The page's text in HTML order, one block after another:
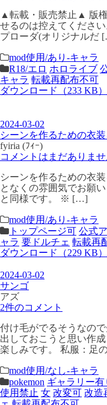
▲転載・販売禁止▲ 版
せるのは控えてくださ
プローダ(オリジナルだ
mod使用/あり-キャラ
R18/エロ ホロライブ
キャラ 転載再配布不可
ダウンロード（233 KB）
2024-03-02
シーンを作るための衣
fyiria (ﾌｨｰ)
コメントはまだありま
シーンを作るための衣
となくの雰囲気でお願
と同様です。 ※ […]
mod使用/あり-キャラ
トップページ可 公式
ャラ 要ドルチェ 転載再
ダウンロード（229 KB）
2024-03-02
サンゴ
アズ
2件のコメント
付け毛がでるそうなの
出しておこうと思い作
楽しみです。 私服：足
mod使用/なし-キャラ
pokemon ギャラリー有
使用禁止 女 改変可 改造